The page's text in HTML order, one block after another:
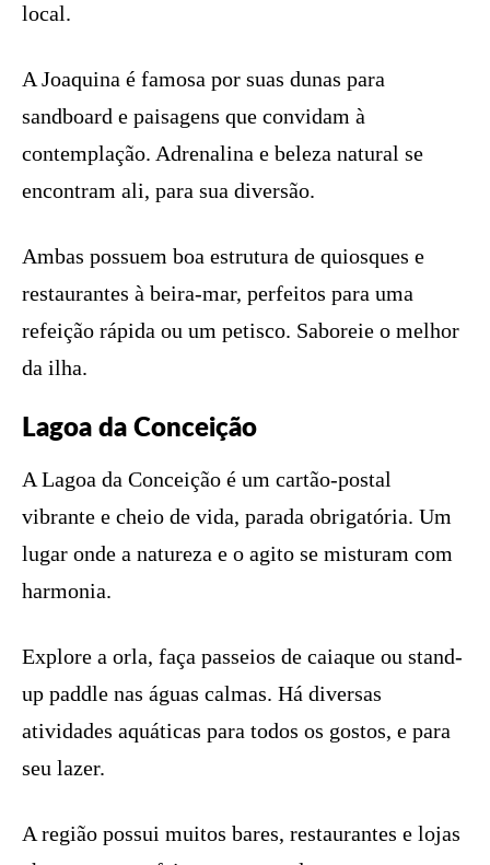
local.
A Joaquina é famosa por suas dunas para
sandboard e paisagens que convidam à
contemplação. Adrenalina e beleza natural se
encontram ali, para sua diversão.
Ambas possuem boa estrutura de quiosques e
restaurantes à beira-mar, perfeitos para uma
refeição rápida ou um petisco. Saboreie o melhor
da ilha.
Lagoa da Conceição
A Lagoa da Conceição é um cartão-postal
vibrante e cheio de vida, parada obrigatória. Um
lugar onde a natureza e o agito se misturam com
harmonia.
Explore a orla, faça passeios de caiaque ou stand-
up paddle nas águas calmas. Há diversas
atividades aquáticas para todos os gostos, e para
seu lazer.
A região possui muitos bares, restaurantes e lojas